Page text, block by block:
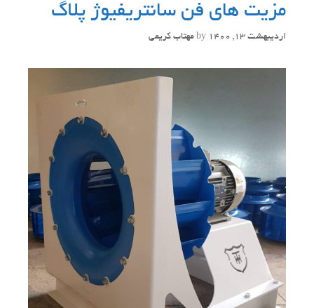
مزیت های فن سانتریفیوژ پلاگ
اردیبهشت 13, 1400 by مهتاب کریمی